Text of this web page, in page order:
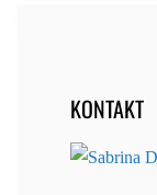
KONTAKT